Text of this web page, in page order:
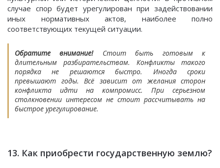
случае спор будет урегулирован при задействовании
иных нормативных актов, наиболее полно
соответствующих текущей ситуации.
Обратите внимание! Стоит быть готовым к
длительным разбирательствам. Конфликты такого
порядка не решаются быстро. Иногда сроки
превышают годы. Всё зависит от желания сторон
конфликта идти на компромисс. При серьезном
столкновении интересом не стоит рассчитывать на
быстрое урегулирование.
13. Как приобрести государственную землю?